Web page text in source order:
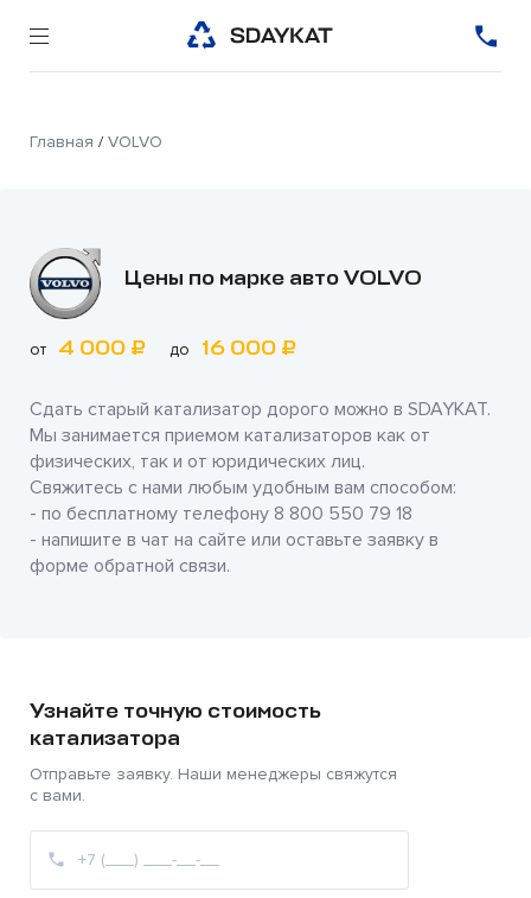
Главная / VOLVO
Цены по марке авто VOLVO
от 4 000 ₽ до 16 000 ₽
Сдать старый катализатор дорого можно в SDAYKAT.
Мы занимается приемом катализаторов как от
физических, так и от юридических лиц.
Свяжитесь с нами любым удобным вам способом:
- по бесплатному телефону 8 800 550 79 18
- напишите в чат на сайте или оставьте заявку в
форме обратной связи.
Узнайте точную стоимость
катализатора
Отправьте заявку. Наши менеджеры свяжутся
с вами.